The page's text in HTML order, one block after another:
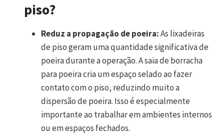
piso?
Reduz a propagação de poeira:As lixadeiras
de piso geram uma quantidade significativa de
poeira durante a operação. A saia de borracha
para poeira cria um espaço selado ao fazer
contato com o piso, reduzindo muito a
dispersão de poeira. Isso é especialmente
importante ao trabalhar em ambientes internos
ou em espaços fechados.